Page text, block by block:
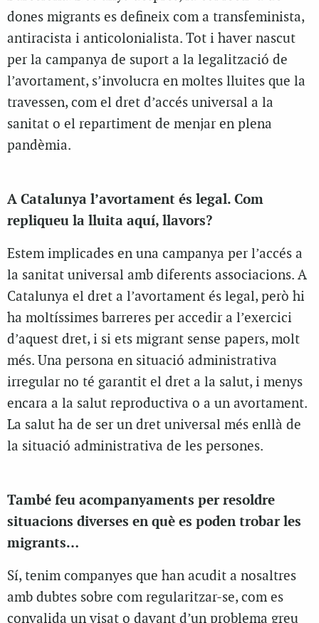
dones migrants es defineix com a transfeminista,
antiracista i anticolonialista. Tot i haver nascut
per la campanya de suport a la legalització de
l’avortament, s’involucra en moltes lluites que la
travessen, com el dret d’accés universal a la
sanitat o el repartiment de menjar en plena
pandèmia.
A Catalunya l’avortament és legal. Com
repliqueu la lluita aquí, llavors?
Estem implicades en una campanya per l’accés a
la sanitat universal amb diferents associacions. A
Catalunya el dret a l’avortament és legal, però hi
ha moltíssimes barreres per accedir a l’exercici
d’aquest dret, i si ets migrant sense papers, molt
més. Una persona en situació administrativa
irregular no té garantit el dret a la salut, i menys
encara a la salut reproductiva o a un avortament.
La salut ha de ser un dret universal més enllà de
la situació administrativa de les persones.
També feu acompanyaments per resoldre
situacions diverses en què es poden trobar les
migrants…
Sí, tenim companyes que han acudit a nosaltres
amb dubtes sobre com regularitzar-se, com es
convalida un visat o davant d’un problema greu